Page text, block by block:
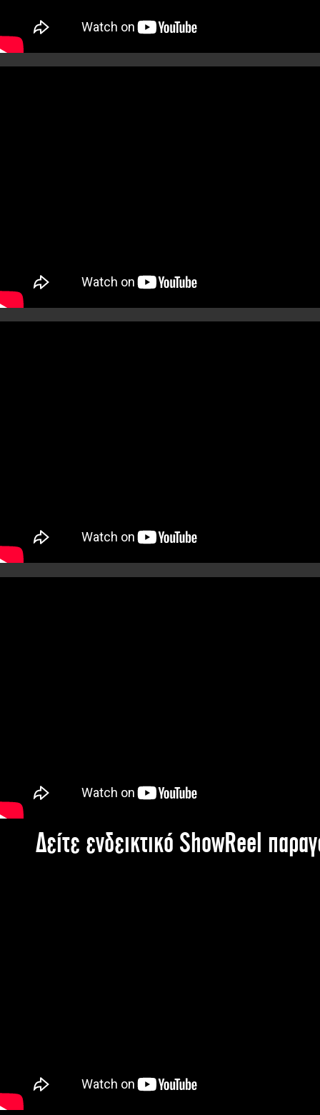
Δείτε ενδεικτικό ShowReel